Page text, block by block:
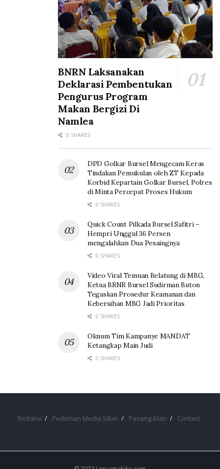
BNRN Laksanakan
Deklarasi Pembentukan
Pengurus Program
Makan Bergizi Di
Namlea
0 SHARES
DPD Golkar Bursel Mengecam Keras
Tindakan Pemukulan oleh ZT Kepada
Korbid Kepartain Golkar Bursel, Polres
di Minta Percepat Proses Hukum
0 SHARES
Quick Count Pilkada Bursel Safitri –
Hempri Unggul 36 Persen
mengalahkan Dua Pesaingnya
0 SHARES
Video Viral Temuan Belatung di MBG,
Ketua BRNR Bursel Sudirman Buton
Tegaskan Prosedur Keamanan dan
Kebersihan MBG Jadi Prioritas
0 SHARES
Oknum Tim Kampanye MANDAT
Ketangkap Main Judi
0 SHARES
Redaksi Pedoman Media Siber Pasang Iklan Contact